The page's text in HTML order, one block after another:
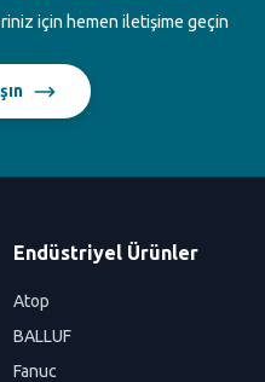
için hemen iletişime geçin
Endüstriyel Ürünler
Atop
BALLUF
Fanuc